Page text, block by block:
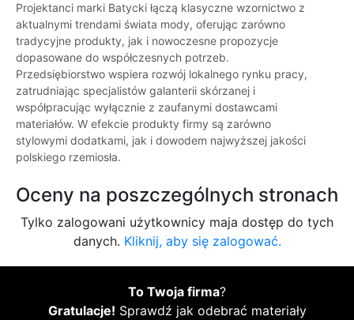
Projektanci marki Batycki łączą klasyczne wzornictwo z
aktualnymi trendami świata mody, oferując zarówno
tradycyjne produkty, jak i nowoczesne propozycje
dopasowane do współczesnych potrzeb.
Przedsiębiorstwo wspiera rozwój lokalnego rynku pracy,
zatrudniając specjalistów galanterii skórzanej i
współpracując wyłącznie z zaufanymi dostawcami
materiałów. W efekcie produkty firmy są zarówno
stylowymi dodatkami, jak i dowodem najwyższej jakości
polskiego rzemiosła.
Oceny na poszczególnych stronach
Tylko zalogowani użytkownicy maja dostęp do tych
danych. Kliknij, aby się zalogować.
To Twoja firma?
Gratulacje! Sprawdź jak odebrać materiały